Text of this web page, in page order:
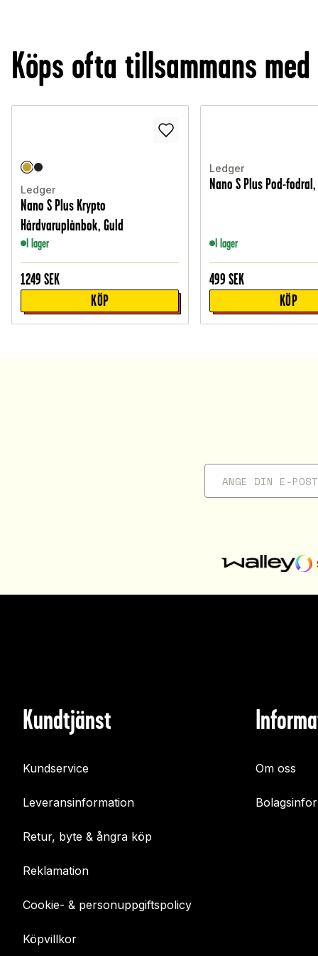
Köps ofta tillsammans med
Ledger
Nano S Plus Krypto
Hårdvaruplånbok, Guld
I lager
1249 SEK
KÖP
Ledger
Nano S Plus Pod-
I lager
499 SEK
KÖP
Kundtjänst
Kundservice
Leveransinformation
Retur, byte & ångra köp
Reklamation
Cookie- & personuppgiftspolicy
Köpvillkor
Om oss